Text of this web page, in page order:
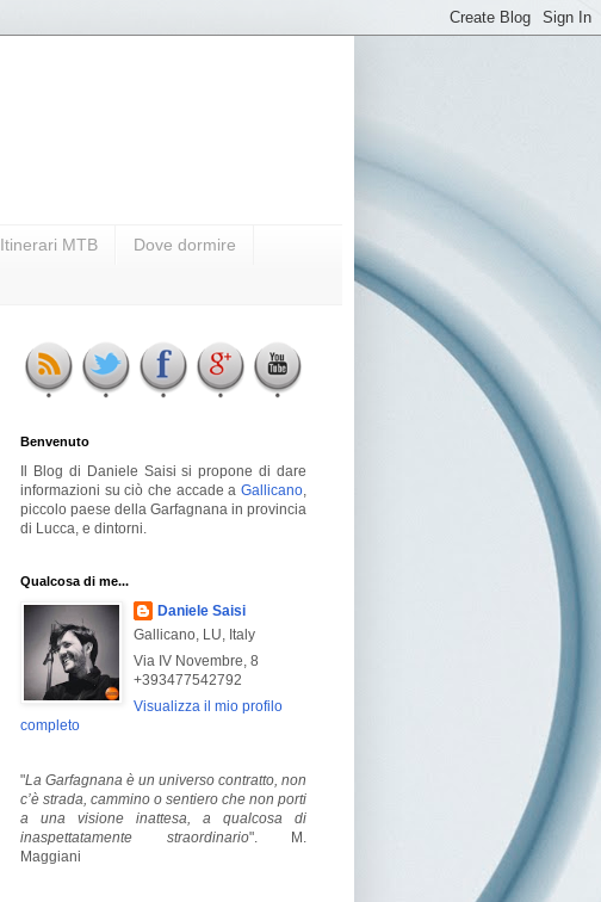
Itinerari MTB Dove dormire
Benvenuto
Il Blog di Daniele Saisi si propone di dare
informazioni su ciò che accade a Gallicano
piccolo paese della Garfagnana in provincia
di Lucca, e dintorni.
Qualcosa di me...
Daniele Saisi
Gallicano, LU, Italy
Via IV Novembre, 8
+393477542792
Visualizza il mio profilo
completo
"La Garfagnana è un universo contratto, non
c’è strada, cammino o sentiero che non porti
a una visione inattesa, a qualcosa di
inaspettatamente straordinario". M.
Maggiani